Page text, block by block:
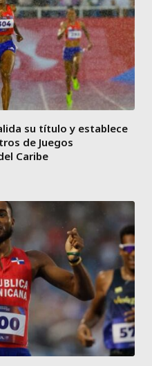
su título y establece
de Juegos
Caribe